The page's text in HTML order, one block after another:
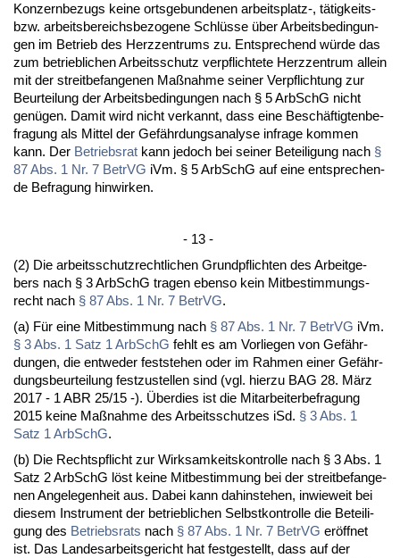
Kon­zern­be­zugs kei­ne orts­ge­bun­de­nen ar­beits­platz-, tätig­keits-
bzw. ar­beits­be­reichs­be­zo­ge­ne Schlüsse über Ar­beits­be­din­gun­
gen im Be­trieb des Herz­zen­trums zu. Ent­spre­chend würde das
zum be­trieb­li­chen Ar­beits­schutz ver­pflich­te­te Herz­zen­trum al­lein
mit der streit­be­fan­ge­nen Maßnah­me sei­ner Ver­pflich­tung zur
Be­ur­tei­lung der Ar­beits­be­din­gun­gen nach § 5 Ar­bSchG nicht
genügen. Da­mit wird nicht ver­kannt, dass ei­ne Beschäftig­ten­be­
fra­gung als Mit­tel der Gefähr­dungs­ana­ly­se in­fra­ge kom­men
kann. Der Be­triebs­rat kann je­doch bei sei­ner Be­tei­li­gung nach §
87 Abs. 1 Nr. 7 Be­trVG iVm. § 5 Ar­bSchG auf ei­ne ent­spre­chen­
de Be­fra­gung hin­wir­ken.
- 13 -
(2) Die ar­beits­schutz­recht­li­chen Grund­pflich­ten des Ar­beit­ge­
bers nach § 3 Ar­bSchG tra­gen eben­so kein Mit­be­stim­mungs­
recht nach § 87 Abs. 1 Nr. 7 Be­trVG.
(a) Für ei­ne Mit­be­stim­mung nach § 87 Abs. 1 Nr. 7 Be­trVG iVm.
§ 3 Abs. 1 Satz 1 Ar­bSchG fehlt es am Vor­lie­gen von Gefähr­
dun­gen, die ent­we­der fest­ste­hen oder im Rah­men ei­ner Gefähr­
dungs­be­ur­tei­lung fest­zu­stel­len sind (vgl. hier­zu BAG 28. März
2017 - 1 ABR 25/15 -). Über­dies ist die Mit­ar­bei­ter­be­fra­gung
2015 kei­ne Maßnah­me des Ar­beits­schut­zes iSd. § 3 Abs. 1
Satz 1 Ar­bSchG.
(b) Die Rechts­pflicht zur Wirk­sam­keits­kon­trol­le nach § 3 Abs. 1
Satz 2 Ar­bSchG löst kei­ne Mit­be­stim­mung bei der streit­be­fan­ge­
nen An­ge­le­gen­heit aus. Da­bei kann da­hin­ste­hen, in­wie­weit bei
die­sem In­stru­ment der be­trieb­li­chen Selbst­kon­trol­le die Be­tei­li­
gung des Be­triebs­rats nach § 87 Abs. 1 Nr. 7 Be­trVG eröff­net
ist. Das Lan­des­ar­beits­ge­richt hat fest­ge­stellt, dass auf der